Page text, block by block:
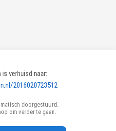
is verhuisd naar:
2016020723512
doorgestuurd.
om verder te gaan.